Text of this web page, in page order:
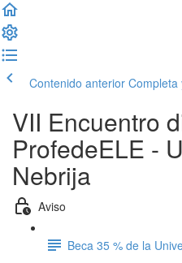
Contenido anterior Completa
VII Encuentro
ProfedeELE -
Nebrija
Aviso
Beca 35 % de la